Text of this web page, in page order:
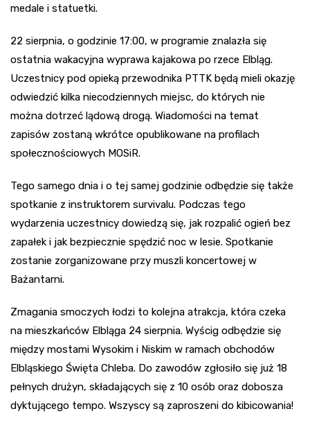
medale i statuetki.
22 sierpnia, o godzinie 17:00, w programie znalazła się
ostatnia wakacyjna wyprawa kajakowa po rzece Elbląg.
Uczestnicy pod opieką przewodnika PTTK będą mieli okazję
odwiedzić kilka niecodziennych miejsc, do których nie
można dotrzeć lądową drogą. Wiadomości na temat
zapisów zostaną wkrótce opublikowane na profilach
społecznościowych MOSiR.
Tego samego dnia i o tej samej godzinie odbędzie się także
spotkanie z instruktorem survivalu. Podczas tego
wydarzenia uczestnicy dowiedzą się, jak rozpalić ogień bez
zapałek i jak bezpiecznie spędzić noc w lesie. Spotkanie
zostanie zorganizowane przy muszli koncertowej w
Bażantarni.
Zmagania smoczych łodzi to kolejna atrakcja, która czeka
na mieszkańców Elbląga 24 sierpnia. Wyścig odbędzie się
między mostami Wysokim i Niskim w ramach obchodów
Elbląskiego Święta Chleba. Do zawodów zgłosiło się już 18
pełnych drużyn, składających się z 10 osób oraz dobosza
dyktującego tempo. Wszyscy są zaproszeni do kibicowania!